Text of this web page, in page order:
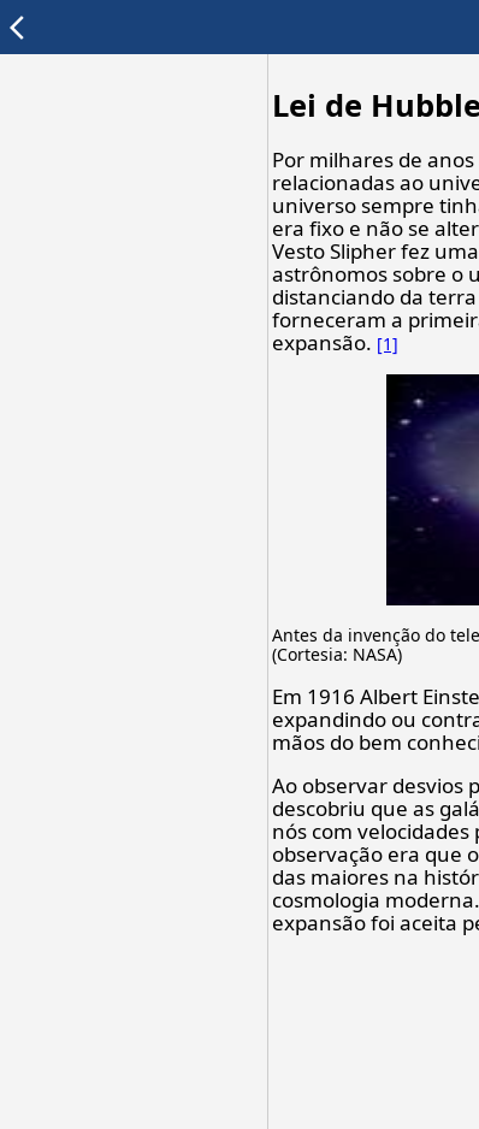
arrow_back_ios
Lei de Hubble
Por milhares de
relacionadas ao
universo sempre
era fixo e não se
Vesto Slipher fez
astrônomos sobre o
distanciando da
forneceram a
expansão. [1]
Antes da invenção do
(Cortesia: NASA)
Em 1916 Albert
expandindo ou
mãos do bem
Ao observar desvios
descobriu que as
nós com
observação era que
das maiores na
cosmologia
expansão foi aceita